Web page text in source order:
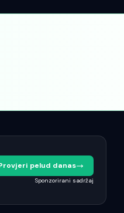
pelud danas
Sponzorirani sadržaj